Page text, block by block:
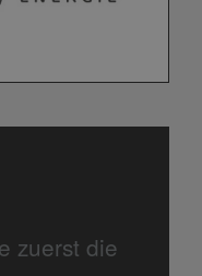
zuerst die